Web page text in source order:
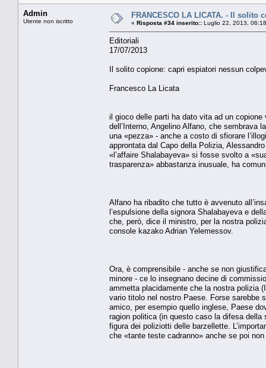
Admin
Utente non iscritto
FRANCESCO LA LICATA. - Il
« Risposta #34 inserito:: Luglio 22, 2013,
Editoriali
17/07/2013
Il solito copione: capri espiatori nessun
Francesco La Licata
il gioco delle parti ha dato vita ad un
dell’Interno, Angelino Alfano, che
una «pezza» - anche a costo di sfiorare
approntata dal Capo della Polizia,
«l’affaire Shalabayeva» si fosse svolto a
trasparenza» abbastanza inusuale, ha
Alfano ha ribadito che tutto è avvenuto
l’espulsione della signora Shalabayeva e
che, però, dice il ministro, per la nostra
console kazako Adrian Yelemessov.
Ora, è comprensibile - anche se non
minore - ce lo insegnano decine di
ammetta placidamente che la nostra polizia
vario titolo nel nostro Paese. Forse sarebbe
amico, per esempio quello inglese, Paese
ragion politica (in questo caso la difesa
figura dei poliziotti delle barzellette.
che «tante teste cadranno» anche se poi